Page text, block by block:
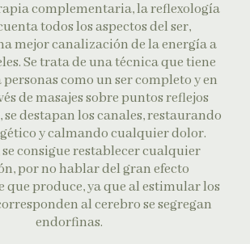
complementaria, la reflexología
todos los aspectos del ser,
mejor canalización de la energía a
Se trata de una técnica que tiene
personas como un ser completo y en
de masajes sobre puntos reflejos
destapan los canales, restaurando
y calmando cualquier dolor.
consigue restablecer cualquier
por no hablar del gran efecto
produce, ya que al estimular los
al cerebro se segregan
endorfinas.